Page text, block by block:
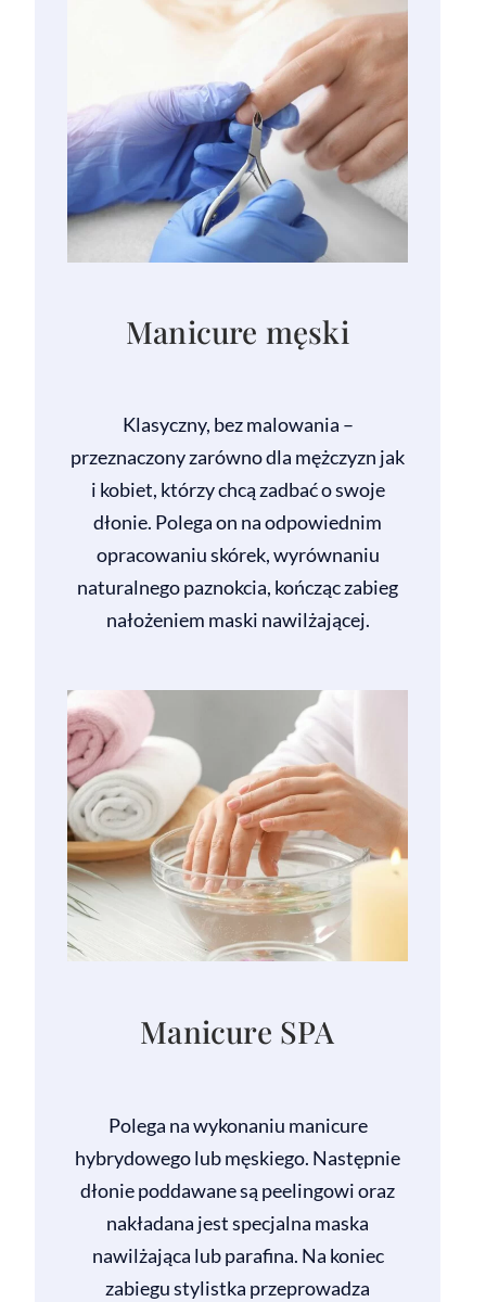
Manicure męski
Klasyczny, bez malowania –
przeznaczony zarówno dla mężczyzn jak
i kobiet, którzy chcą zadbać o swoje
dłonie. Polega on na odpowiednim
opracowaniu skórek, wyrównaniu
naturalnego paznokcia, kończąc zabieg
nałożeniem maski nawilżającej.
Manicure SPA
Polega na wykonaniu manicure
hybrydowego lub męskiego. Następnie
dłonie poddawane są peelingowi oraz
nakładana jest specjalna maska
nawilżająca lub parafina. Na koniec
zabiegu stylistka przeprowadza